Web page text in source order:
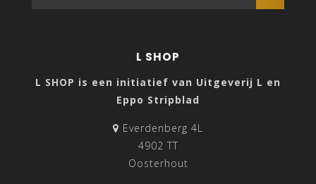
L SHOP
L SHOP is een initiatief van Uitgeverij L en
Eppo Stripblad
Everdenberg 4L
4902 TT
Oosterhout